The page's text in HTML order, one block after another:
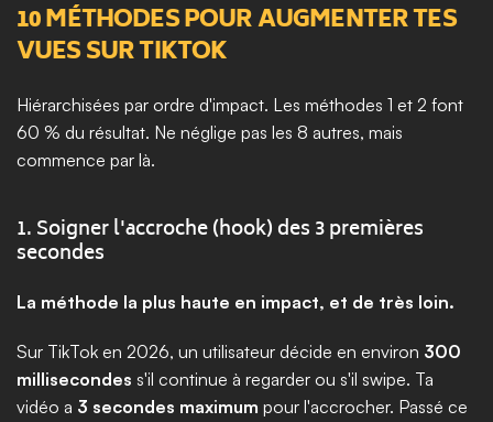
10 MÉTHODES POUR AUGMENTER TES
VUES SUR TIKTOK
Hiérarchisées par ordre d'impact. Les méthodes 1 et 2 font
60 % du résultat. Ne néglige pas les 8 autres, mais
commence par là.
1. Soigner l'accroche (hook) des 3 premières
secondes
La méthode la plus haute en impact, et de très loin.
Sur TikTok en 2026, un utilisateur décide en environ 300
millisecondes s'il continue à regarder ou s'il swipe. Ta
vidéo a 3 secondes maximum pour l'accrocher. Passé ce